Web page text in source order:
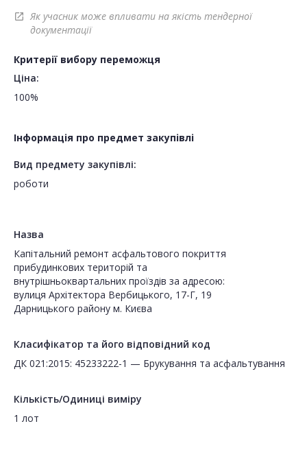
open_in_new
Як учасник може впливати на якість тендерної
документації
Критерії вибору переможця
Ціна:
100%
Інформація про предмет закупівлі
Вид предмету закупівлі:
роботи
Назва
Капітальний ремонт асфальтового покриття
прибудинкових територій та
внутрішньоквартальних проїздів за адресою:
вулиця Архітектора Вербицького, 17-Г, 19
Дарницького району м. Києва
Класифікатор та його відповідний код
ДК 021:2015: 45233222-1 — Брукування та асфальтування
Кількість/Одиниці виміру
1 лот